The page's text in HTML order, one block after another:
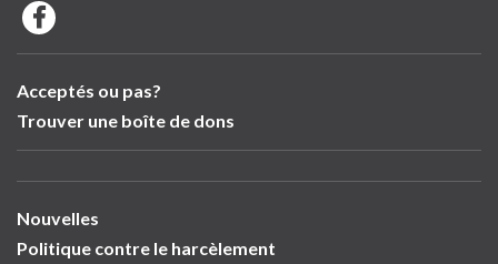
Acceptés ou pas?
Trouver une boîte de dons
Nouvelles
Politique contre le harcèlement